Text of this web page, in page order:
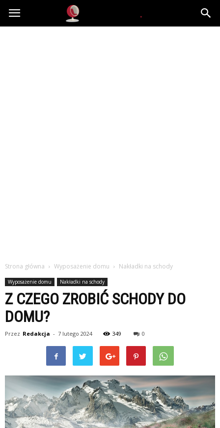
Dekoteria.pl
Strona główna Wyposażenie domu Nakładki na schody
Wyposażenie domu Nakładki na schody
Z CZEGO ZROBIĆ SCHODY DO
DOMU?
Przez Redakcja - 7 lutego 2024 349 0